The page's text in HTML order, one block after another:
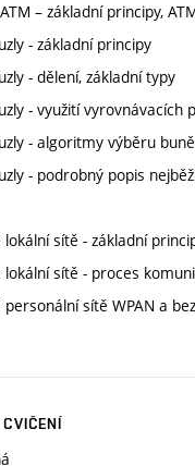
– základní principy,
- základní principy
- dělení, základní typy
- využití vyrovnávacích
- algoritmy výběru
- podrobný popis
sítě - základní
lokální sítě - proces
personální sítě WPAN a